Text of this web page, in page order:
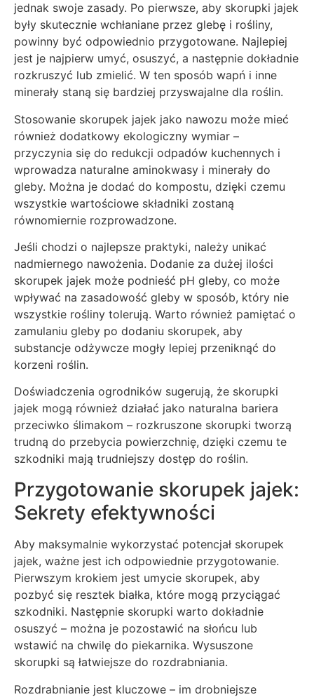
jednak swoje zasady. Po pierwsze, aby skorupki jajek
były skutecznie wchłaniane przez glebę i rośliny,
powinny być odpowiednio przygotowane. Najlepiej
jest je najpierw umyć, osuszyć, a następnie dokładnie
rozkruszyć lub zmielić. W ten sposób wapń i inne
minerały staną się bardziej przyswajalne dla roślin.
Stosowanie skorupek jajek jako nawozu może mieć
również dodatkowy ekologiczny wymiar –
przyczynia się do redukcji odpadów kuchennych i
wprowadza naturalne aminokwasy i minerały do
gleby. Można je dodać do kompostu, dzięki czemu
wszystkie wartościowe składniki zostaną
równomiernie rozprowadzone.
Jeśli chodzi o najlepsze praktyki, należy unikać
nadmiernego nawożenia. Dodanie za dużej ilości
skorupek jajek może podnieść pH gleby, co może
wpływać na zasadowość gleby w sposób, który nie
wszystkie rośliny tolerują. Warto również pamiętać o
zamulaniu gleby po dodaniu skorupek, aby
substancje odżywcze mogły lepiej przeniknąć do
korzeni roślin.
Doświadczenia ogrodników sugerują, że skorupki
jajek mogą również działać jako naturalna bariera
przeciwko ślimakom – rozkruszone skorupki tworzą
trudną do przebycia powierzchnię, dzięki czemu te
szkodniki mają trudniejszy dostęp do roślin.
Przygotowanie skorupek jajek:
Sekrety efektywności
Aby maksymalnie wykorzystać potencjał skorupek
jajek, ważne jest ich odpowiednie przygotowanie.
Pierwszym krokiem jest umycie skorupek, aby
pozbyć się resztek białka, które mogą przyciągać
szkodniki. Następnie skorupki warto dokładnie
osuszyć – można je pozostawić na słońcu lub
wstawić na chwilę do piekarnika. Wysuszone
skorupki są łatwiejsze do rozdrabniania.
Rozdrabnianie jest kluczowe – im drobniejsze